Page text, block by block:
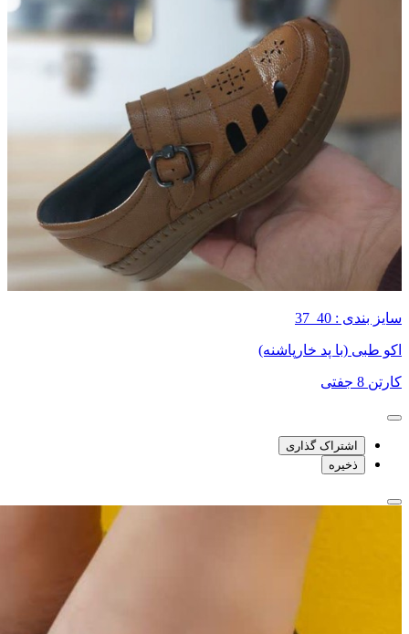
سایز بندی : 40_37
اکو طبی (با پد خارپاشنه)
کارتن 8 جفتی
اشتراک گذاری
ذخیره